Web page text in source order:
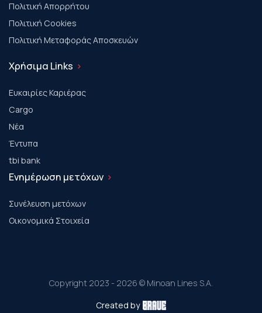
Πολιτική Απορρήτου
Πολιτική Cookies
Πολιτική Μεταφοράς Αποσκευών
Χρήσιμα Links
Ευκαιρίες Καριέρας
Cargo
Νέα
Έντυπα
tbi bank
Ενημέρωση μετόχων
Συνέλευση μετόχων
Οικονομικά Στοιχεία
Copyright 2023 - 2026 © Minoan Lines S.A.
Created by